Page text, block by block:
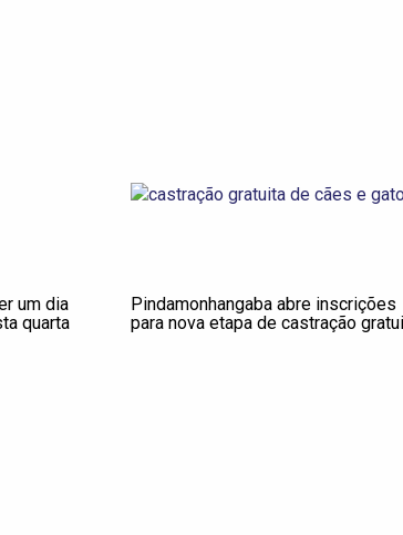
um dia
quarta
Pindamonhangaba abre inscrições
para nova etapa de castração